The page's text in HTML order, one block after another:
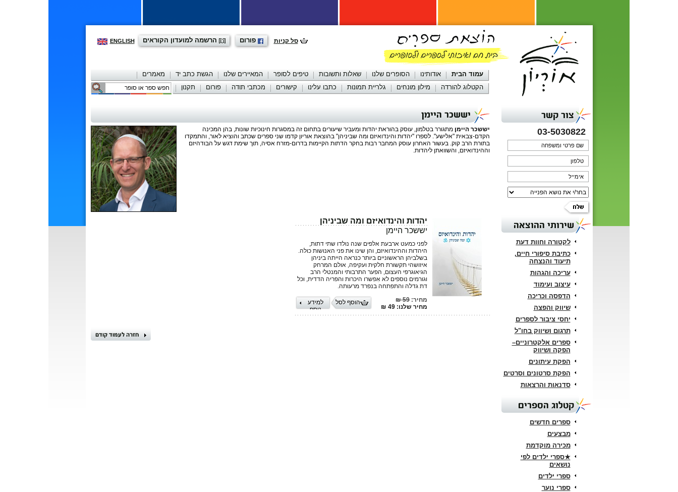
ENGLISH הרשמה למועדון הקוראים פורום סל קניות
עמוד הבית אודותינו הסופרים שלנו שאלות ותשובות טיפים לסופר המאיירים שלנו הגשת כתב יד
מאמרים
הקטלוג להורדה
מילון מונחים גלריית תמונות כתבו עלינו קישורים מכתבי תודה פורום תקנון יצירת קשר
צור קשר
03-5030822
שירותי ההוצאה
לקטורה וחוות דעת
כתיבת סיפורי חיים,
תיעוד והנצחה
עריכה והגהות
עיצוב ועימוד
הדפסה וכריכה
שיווק והפצה
יחסי ציבור לספרים
תרגום ושיווק בחו"ל
ספרים אלקטרוניים–
הפקה ושיווק
הפקת עיתונים
הפקת סרטונים וסרטים
סדנאות והרצאות
קטלוג הספרים
ספרים חדשים
מבצעים
מכירה מוקדמת
★ספרי ילדים לפי
נושאים
ספרי ילדים
ספרי נוער
יששכר היימן
יששכר היימן מתגורר בטלמון, עוסק בהוראת יהדות ומעביר שיעורים בתחום זה במסגרות חינוכיות שונות, בהן המכינה
הקדם-צבאית "אלישע". לספרו "יהדות והינדואיזם ומה שביניהן" בהוצאת אוריון קדמו שני ספרים שכתב והוציא לאור, והתמקדו
בתורת הרב קוק. בעשור האחרון עוסק המחבר רבות בחקר הדתות הקיימות בדרום-מזרח אסיה, תוך שימת דגש על הבודהיזם
וההינדואיזם, והשוואתן ליהדות.
יהדות והינדואיזם ומה שביניהן
יששכר היימן
לפני כמעט ארבעת אלפים שנה נולדו שתי דתות,
היהדות וההינדואיזם, והן שינו את פני האנושות כולה.
בשלביהן הראשוניים ביותר כנראה הייתה ביניהן
איזושהי תקשורת חלקית ועקיפה, אולם המרחק
הגיאוגרפי העצום, הפער התרבותי והמנטלי הרב
וגורמים נוספים לא אִפשרו היכרות והפריה הדדית, וכל
דת גדלה והתפתחה בנפרד מרעותה.
מחיר:59 ₪
מחיר שלנו: 49 ₪
למידע
נוסף
הוסף לסל